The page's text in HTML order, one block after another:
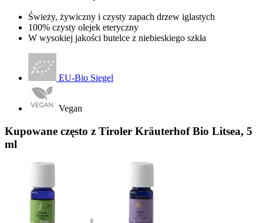
Świeży, żywiczny i czysty zapach drzew iglastych
100% czysty olejek eteryczny
W wysokiej jakości butelce z niebieskiego szkła
EU-Bio Siegel
Vegan
Kupowane często z Tiroler Kräuterhof Bio Litsea, 5
ml